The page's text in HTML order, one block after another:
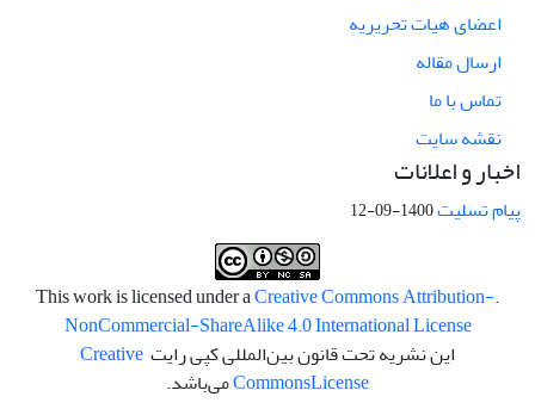
اعضای هیات تحریریه
ارسال مقاله
تماس با ما
نقشه سایت
اخبار و اعلانات
پیام تسلیت1400-09-12
.This work is licensed under a
Creative Commons Attribution-
NonCommercial-ShareAlike 4.0 International License
این نشریه تحت قانون بین‌المللی کپی رایت Creative
CommonsLicense می‌باشد.